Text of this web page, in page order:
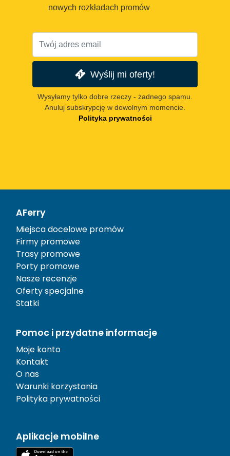
nowych rozkładach promów
Wyślij mi oferty!
Wysyłamy tylko dobre rzeczy - żadnego spamu.
Anuluj subskrypcję w dowolnym momencie.
Polityka prywatności
AFerry
Miejsca docelowe promów
Firmy promowe
Trasy promowe
Porty promowe
Nasze recenzje
Oferty specjalne
Statki
Pomoc i przydatne informacje
Moje konto
Kontakt
O nas
Warunki korzystania
Polityka prywatności
Aplikacje mobilne